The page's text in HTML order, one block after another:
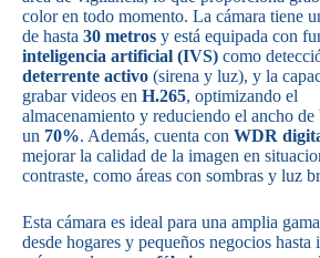
color en todo momento. La cámara tiene
de hasta 30 metros y está equipada con
inteligencia artificial (IVS) como
deterrente activo (sirena y luz), y la
grabar videos en H.265, optimizando el
almacenamiento y reduciendo el ancho de
un 70%. Además, cuenta con WDR
mejorar la calidad de la imagen en
contraste, como áreas con sombras y luz
Esta cámara es ideal para una amplia
desde hogares y pequeños negocios hasta